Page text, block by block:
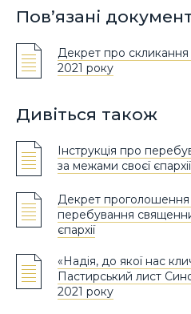
Пов’язані
Декрет про
2021 року
Дивіться також
Інструкція про
за межами своєї єпархії
Декрет проголошення
перебування
єпархії
«Надія, до якої нас
Пастирський лист
2021 року